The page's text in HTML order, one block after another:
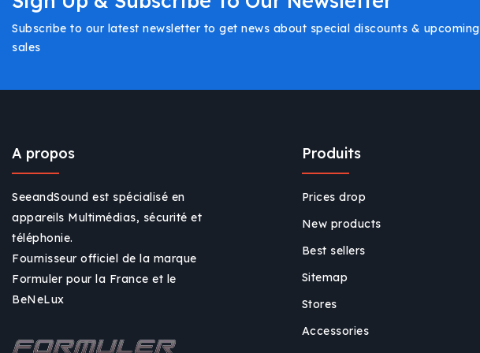
émissions de
télévision locales en
Subscribe to our latest newsletter to get news about special discounts & upcoming
sales
A propos
SeeandSound est spécialisé en
appareils Multimédias, sécurité et
téléphonie.
Fournisseur officiel de la marque
Formuler pour la France et le
BeNeLux
Produits
Prices drop
New products
Best sellers
Sitemap
Stores
Accessories